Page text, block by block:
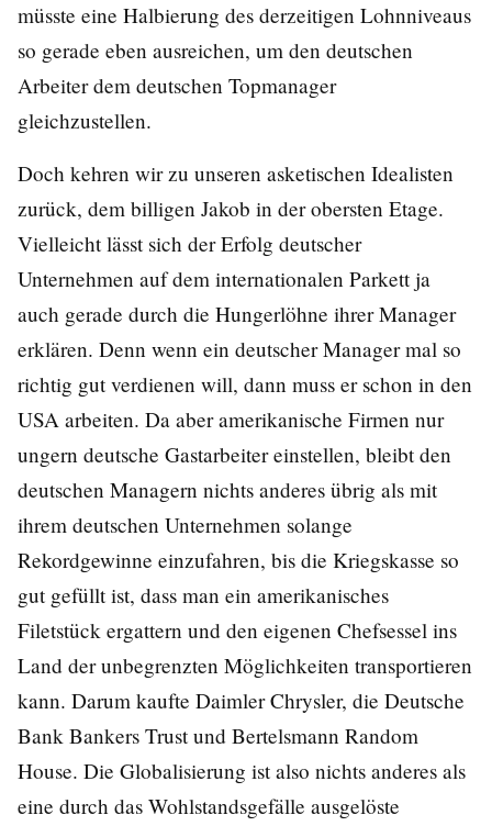
müsste eine Halbierung des derzeitigen Lohnniveaus
so gerade eben ausreichen, um den deutschen
Arbeiter dem deutschen Topmanager
gleichzustellen.
Doch kehren wir zu unseren asketischen Idealisten
zurück, dem billigen Jakob in der obersten Etage.
Vielleicht lässt sich der Erfolg deutscher
Unternehmen auf dem internationalen Parkett ja
auch gerade durch die Hungerlöhne ihrer Manager
erklären. Denn wenn ein deutscher Manager mal so
richtig gut verdienen will, dann muss er schon in den
USA arbeiten. Da aber amerikanische Firmen nur
ungern deutsche Gastarbeiter einstellen, bleibt den
deutschen Managern nichts anderes übrig als mit
ihrem deutschen Unternehmen solange
Rekordgewinne einzufahren, bis die Kriegskasse so
gut gefüllt ist, dass man ein amerikanisches
Filetstück ergattern und den eigenen Chefsessel ins
Land der unbegrenzten Möglichkeiten transportieren
kann. Darum kaufte Daimler Chrysler, die Deutsche
Bank Bankers Trust und Bertelsmann Random
House. Die Globalisierung ist also nichts anderes als
eine durch das Wohlstandsgefälle ausgelöste